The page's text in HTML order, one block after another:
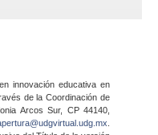
innovación educativa en
de la Coordinación de
Arcos Sur, CP 44140,